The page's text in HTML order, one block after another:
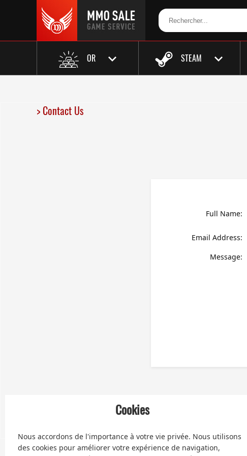
OR STEAM
> Contact Us
Full Name:
Email Address:
Message:
Cookies
Nous accordons de l'importance à votre vie privée. Nous utilisons
des cookies pour améliorer votre expérience de navigation,